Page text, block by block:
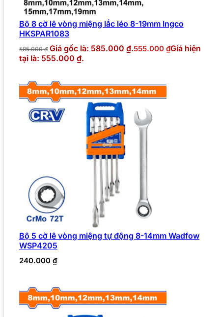
Bộ 8 cờ lê vòng miệng lắc léo 8-19mm Ingco
HKSPAR1083
585.000₫ Giá gốc là: 585.000 ₫.555.000 ₫Giá hiện
tại là: 555.000 ₫.
Bộ 5 cờ lê vòng miệng tự động 8-14mm Wadfow
WSP4205
240.000 ₫